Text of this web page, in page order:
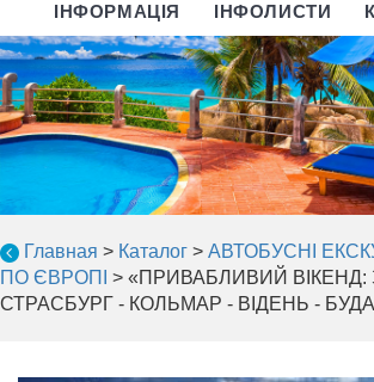
ІНФОРМАЦІЯ ІНФОЛИСТИ
Главная > Каталог > АВТОБУСНІ
ПО ЄВРОПІ
> «ПРИВАБЛИВИЙ ВІКЕНД:
СТРАСБУРГ - КОЛЬМАР - ВІДЕНЬ -